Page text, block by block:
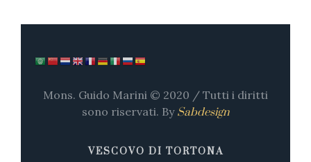
Mons. Guido Marini © 2020 / Tutti i diritti
sono riservati. By Sabdesign
VESCOVO DI TORTONA